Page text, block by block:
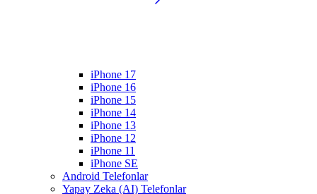
iPhone 17
iPhone 16
iPhone 15
iPhone 14
iPhone 13
iPhone 12
iPhone 11
iPhone SE
Android Telefonlar
Yapay Zeka (AI) Telefonlar